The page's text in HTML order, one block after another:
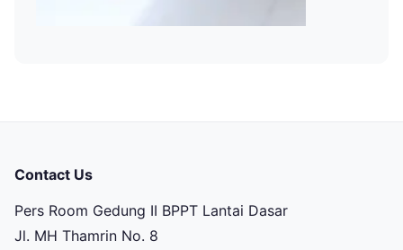
Contact Us
Pers Room Gedung II BPPT Lantai Dasar
Jl. MH Thamrin No. 8